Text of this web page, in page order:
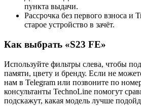
пункта выдачи.
Рассрочка без первого взноса
старое устройство в зачёт.
Как выбрать «S23 FE»
Используйте фильтры слева, чтобы
памяти, цвету и бренду. Если не
нам в Telegram или позвоните по
консультанты TechnoLine помогут
подскажут, какая модель лучше